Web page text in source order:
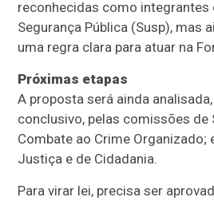
reconhecidas como integrantes
Segurança Pública (Susp), mas
uma regra clara para atuar na
Próximas etapas
A proposta será ainda
conclusivo, pelas comissões de
Combate ao Crime Organizado;
Justiça e de Cidadania.
Para virar lei, precisa ser